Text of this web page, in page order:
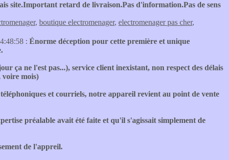
site.Important retard de livraison.Pas d'information.Pas de sens
, boutique electromenager, electromenager pas cher,
: Énorme déception pour cette première et unique
ça ne l'est pas...), service client inexistant, non respect des délais
voire mois)
et courriels, notre appareil revient au point de vente
préalable avait été faite et qu'il s'agissait simplement de
de l'appreil.